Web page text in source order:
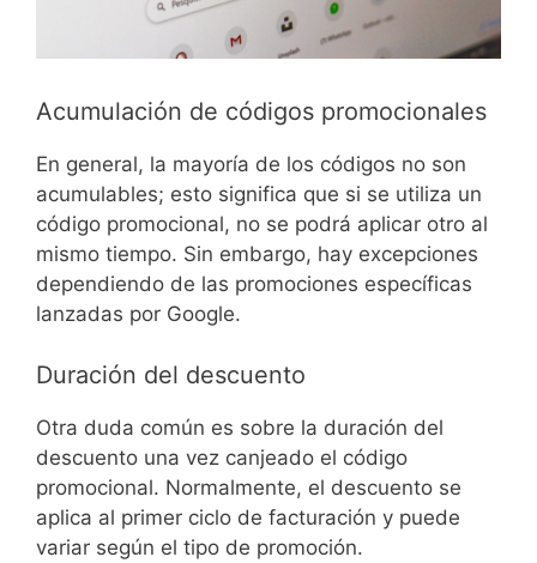
Acumulación de códigos promocionales
En general, la mayoría de los códigos no son
acumulables; esto significa que si se utiliza un
código promocional, no se podrá aplicar otro al
mismo tiempo. Sin embargo, hay excepciones
dependiendo de las promociones específicas
lanzadas por Google.
Duración del descuento
Otra duda común es sobre la duración del
descuento una vez canjeado el código
promocional. Normalmente, el descuento se
aplica al primer ciclo de facturación y puede
variar según el tipo de promoción.